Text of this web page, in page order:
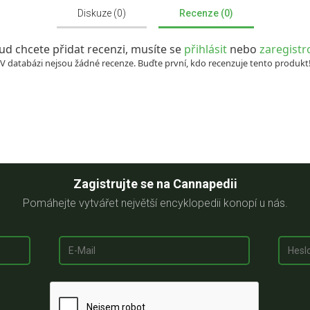
Diskuze (0) Recenze (0)
chcete přidat recenzi, musíte se přihlásit nebo
V databázi nejsou žádné recenze. Buďte první, kdo recenzuje tento produkt!
Zagistrujte se na Cannapedii
Pomáhejte vytvářet největší encyklopedii konopí u nás.